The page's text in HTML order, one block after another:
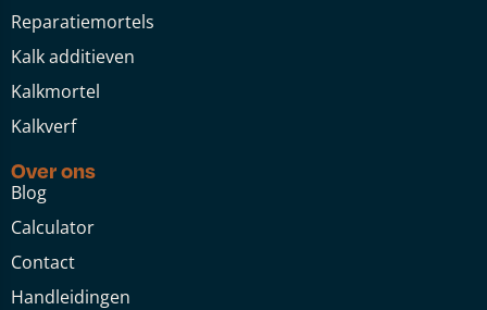
Reparatiemortels
Kalk additieven
Kalkmortel
Kalkverf
Over ons
Blog
Calculator
Contact
Handleidingen